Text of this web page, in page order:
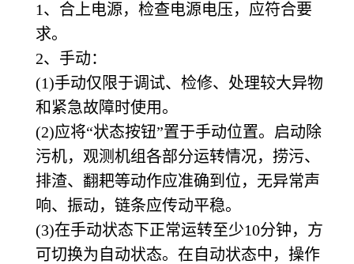
1、合上电源，检查电源电压，应符合要
求。
2、手动：
(1)手动仅限于调试、检修、处理较大异物
和紧急故障时使用。
(2)应将“状态按钮”置于手动位置。启动除
污机，观测机组各部分运转情况，捞污、
排渣、翻耙等动作应准确到位，无异常声
响、振动，链条应传动平稳。
(3)在手动状态下正常运转至少10分钟，方
可切换为自动状态。在自动状态中，操作